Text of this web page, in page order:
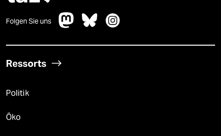
Folgen Sie uns
Ressorts
Politik
Öko